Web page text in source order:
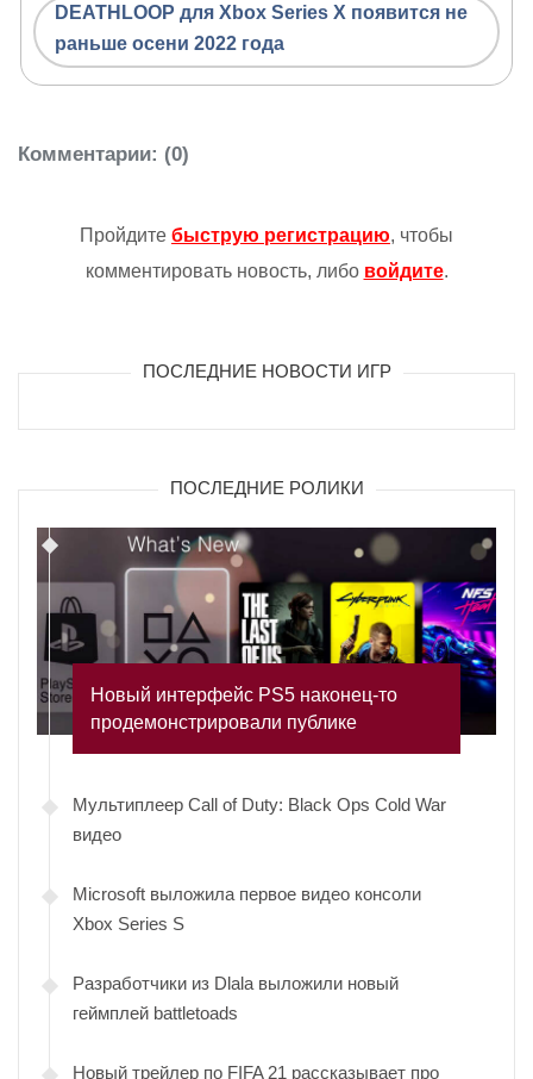
DEATHLOOP для Xbox Series X появится не
раньше осени 2022 года
Комментарии: (0)
Пройдите быструю регистрацию, чтобы
комментировать новость, либо войдите.
ПОСЛЕДНИЕ НОВОСТИ ИГР
ПОСЛЕДНИЕ РОЛИКИ
Новый интерфейс PS5 наконец-то
продемонстрировали публике
Мультиплеер Call of Duty: Black Ops Cold War
видео
Microsoft выложила первое видео консоли
Xbox Series S
Разработчики из Dlala выложили новый
геймплей battletoads
Новый трейлер по FIFA 21 рассказывает про